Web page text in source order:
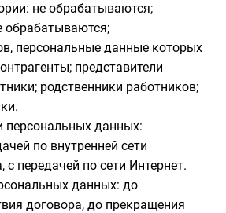
не обрабатываются;
обрабатываются;
персональные данные которых
представители
родственники работников;
персональных данных:
по внутренней сети
передачей по сети Интернет.
данных: до
договора, до прекращения